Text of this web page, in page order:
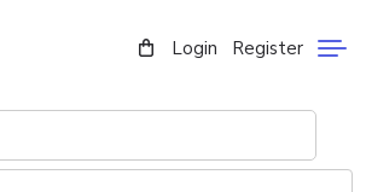
Login Register